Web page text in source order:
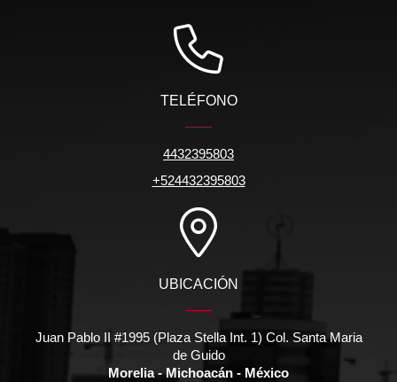
TELÉFONO
4432395803
+524432395803
UBICACIÓN
Juan Pablo II #1995 (Plaza Stella Int. 1) Col. Santa Maria
de Guido
Morelia - Michoacán - México